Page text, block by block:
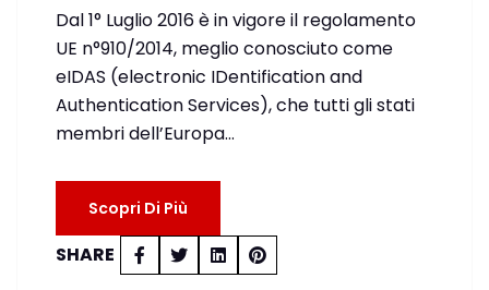
Dal 1° Luglio 2016 è in vigore il regolamento
UE n°910/2014, meglio conosciuto come
eIDAS (electronic IDentification and
Authentication Services), che tutti gli stati
membri dell’Europa…
Scopri Di Più
SHARE